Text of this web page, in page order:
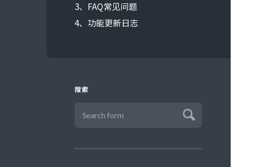
3、FAQ常见问题
4、功能更新日志
搜索